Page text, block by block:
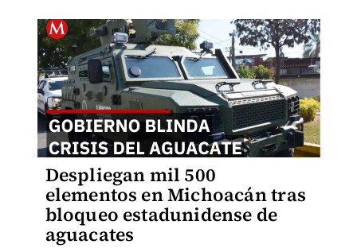
Despliegan mil 500
elementos en Michoacán tras
bloqueo estadunidense de
aguacates